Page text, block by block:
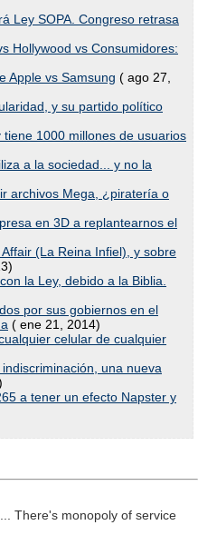
Ley SOPA. Congreso retrasa
Hollywood vs Consumidores:
Apple vs Samsung ( ago 27,
y su partido político
1000 millones de usuarios
a la sociedad... y no la
archivos Mega, ¿piratería o
en 3D a replantearnos el
(La Reina Infiel), y sobre
la Ley, debido a la Biblia.
por sus gobiernos en el
( ene 21, 2014)
celular de cualquier
una nueva
a tener un efecto Napster y
There's monopoly of service